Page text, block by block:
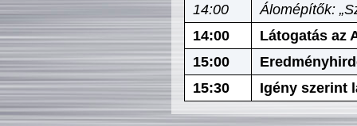
14:00
Álomépítők:
14:00
Látogatás az
15:00
15:30
Igény szerint